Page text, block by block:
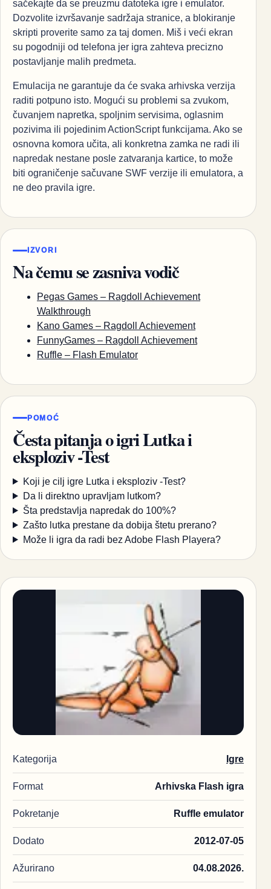
sačekajte da se preuzmu datoteka igre i emulator.
Dozvolite izvršavanje sadržaja stranice, a blokiranje
skripti proverite samo za taj domen. Miš i veći ekran
su pogodniji od telefona jer igra zahteva precizno
postavljanje malih predmeta.
Emulacija ne garantuje da će svaka arhivska verzija
raditi potpuno isto. Mogući su problemi sa zvukom,
čuvanjem napretka, spoljnim servisima, oglasnim
pozivima ili pojedinim ActionScript funkcijama. Ako se
osnovna komora učita, ali konkretna zamka ne radi ili
napredak nestane posle zatvaranja kartice, to može
biti ograničenje sačuvane SWF verzije ili emulatora, a
ne deo pravila igre.
IZVORI
Na čemu se zasniva vodič
Pegas Games – Ragdoll Achievement
Walkthrough
Kano Games – Ragdoll Achievement
FunnyGames – Ragdoll Achievement
Ruffle – Flash Emulator
POMOĆ
Česta pitanja o igri Lutka i
eksploziv -Test
Koji je cilj igre Lutka i eksploziv -Test?
Da li direktno upravljam lutkom?
Šta predstavlja napredak do 100%?
Zašto lutka prestane da dobija štetu prerano?
Može li igra da radi bez Adobe Flash Playera?
Kategorija Igre
Format Arhivska Flash igra
Pokretanje Ruffle emulator
Dodato 2012-07-05
Ažurirano 04.08.2026.